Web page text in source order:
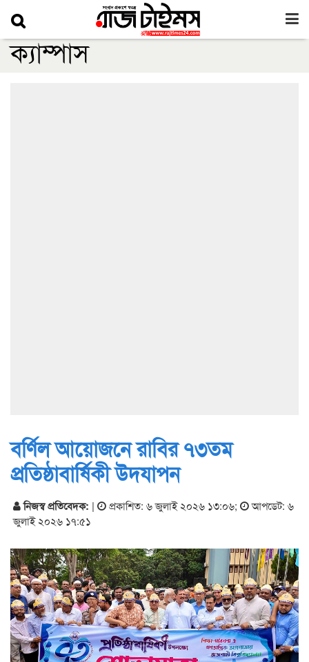
ক্যাম্পাস
বর্ণিল আয়োজনে রাবির ৭৩তম
প্রতিষ্ঠাবার্ষিকী উদযাপন
নিজস্ব প্রতিবেদক: | প্রকাশিত: ৬ জুলাই ২০২৬ ১৩:০৬;
আপডেট: ৬
জুলাই ২০২৬ ১৭:৫১